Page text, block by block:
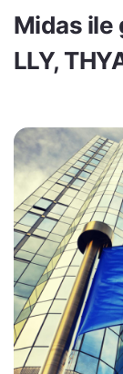
Midas ile
LLY,